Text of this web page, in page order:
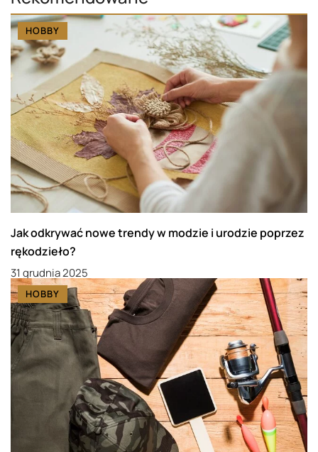
HOBBY
Jak odkrywać nowe trendy w modzie i urodzie poprzez
rękodzieło?
31 grudnia 2025
HOBBY